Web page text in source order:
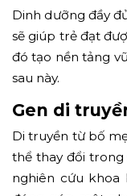
Dinh dưỡng đầy
sẽ giúp trẻ đạt
đó tạo nền tảng
sau này.
Gen di
Di truyền từ bố
thể thay đổi trong
nghiên cứu khoa